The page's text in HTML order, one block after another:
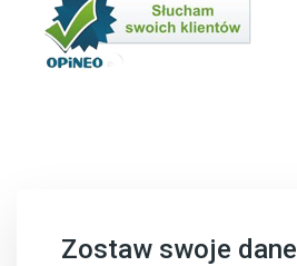
Zostaw swoje dane